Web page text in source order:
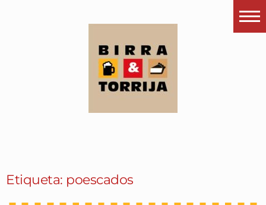
¿Esto que es pués?
Últimas visitas
Todos los garitos
Etiqueta: poescados